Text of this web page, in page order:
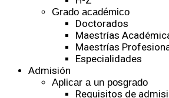
Grado académico
Doctorados
Maestrías
Maestrías
Especialidades
Admisión
Aplicar a un posgrado
Requisitos de